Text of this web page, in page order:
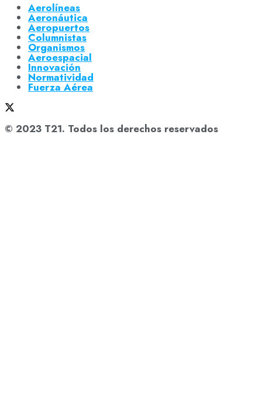
Aerolíneas
Aeronáutica
Aeropuertos
Columnistas
Organismos
Aeroespacial
Innovación
Normatividad
Fuerza Aérea
© 2023 T21. Todos los derechos reservados